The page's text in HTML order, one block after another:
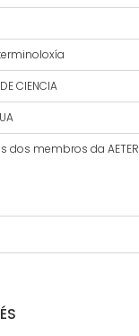
CIENCIA
dos membros da AETER